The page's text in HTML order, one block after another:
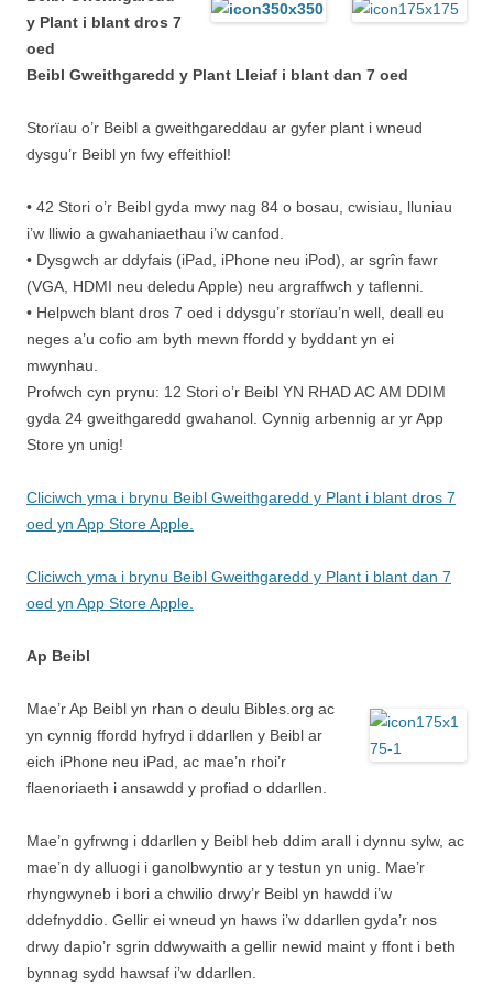
y Plant i blant dros 7
oed
Beibl Gweithgaredd y Plant Lleiaf i blant dan 7 oed
Storïau o’r Beibl a gweithgareddau ar gyfer plant i wneud
dysgu’r Beibl yn fwy effeithiol!
• 42 Stori o’r Beibl gyda mwy nag 84 o bosau, cwisiau, lluniau
i’w lliwio a gwahaniaethau i’w canfod.
• Dysgwch ar ddyfais (iPad, iPhone neu iPod), ar sgrîn fawr
(VGA, HDMI neu deledu Apple) neu argraffwch y taflenni.
• Helpwch blant dros 7 oed i ddysgu’r storïau’n well, deall eu
neges a’u cofio am byth mewn ffordd y byddant yn ei
mwynhau.
Profwch cyn prynu: 12 Stori o’r Beibl YN RHAD AC AM DDIM
gyda 24 gweithgaredd gwahanol. Cynnig arbennig ar yr App
Store yn unig!
Cliciwch yma i brynu Beibl Gweithgaredd y Plant i blant dros 7
oed yn App Store Apple.
Cliciwch yma i brynu Beibl Gweithgaredd y Plant i blant dan 7
oed yn App Store Apple.
Ap Beibl
Mae’r Ap Beibl yn rhan o deulu Bibles.org ac
yn cynnig ffordd hyfryd i ddarllen y Beibl ar
eich iPhone neu iPad, ac mae’n rhoi’r
flaenoriaeth i ansawdd y profiad o ddarllen.
Mae’n gyfrwng i ddarllen y Beibl heb ddim arall i dynnu sylw, ac
mae’n dy alluogi i ganolbwyntio ar y testun yn unig. Mae’r
rhyngwyneb i bori a chwilio drwy’r Beibl yn hawdd i’w
ddefnyddio. Gellir ei wneud yn haws i’w ddarllen gyda’r nos
drwy dapio’r sgrin ddwywaith a gellir newid maint y ffont i beth
bynnag sydd hawsaf i’w ddarllen.